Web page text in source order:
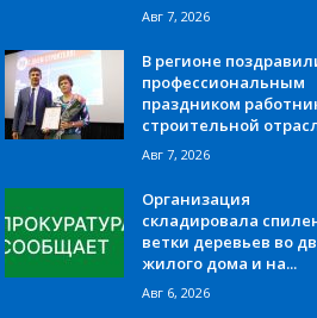
Авг 7, 2026
В регионе
профессиональным
праздником
строительной
Авг 7, 2026
Организация
складировала
ветки деревьев во
жилого дома и на...
Авг 6, 2026